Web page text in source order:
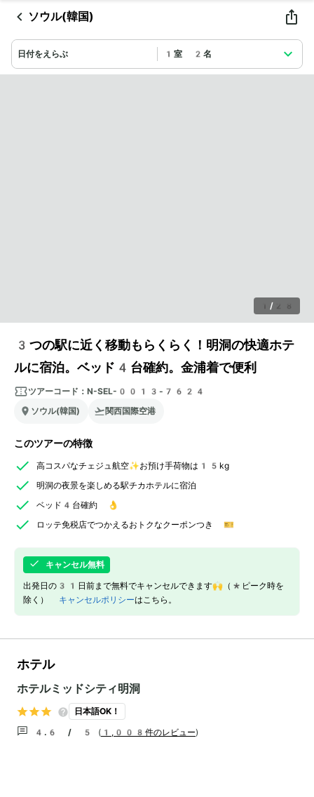
ソウル(韓国)
日付をえらぶ 1室 2名
1 / 28
3つの駅に近く移動もらくらく！明洞の快適ホテ
ルに宿泊。ベッド4台確約。金浦着で便利
ツアーコード： N-SEL-0013-7624
ソウル(韓国)
関西国際空港
このツアーの特徴
高コスパなチェジュ航空✨お預け手荷物は15kg
明洞の夜景を楽しめる駅チカホテルに宿泊
ベッド4台確約 👌
ロッテ免税店でつかえるおトクなクーポンつき 🎫
キャンセル無料
出発日の31日前まで無料でキャンセルできます🙌（*ピーク時を
除く） キャンセルポリシーはこちら。
ホテル
ホテルミッドシティ明洞
日本語OK！
4.6 / 5 ( 1,008件のレビュー)